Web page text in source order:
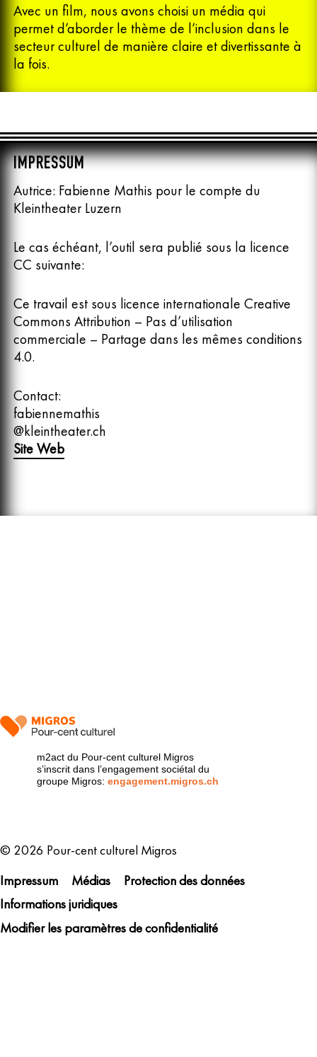
Avec un film, nous avons choisi un média qui
permet d’aborder le thème de l’inclusion dans le
secteur culturel de manière claire et divertissante à
la fois.
IMPRESSUM
Autrice: Fabienne Mathis pour le compte du
Kleintheater Luzern
Le cas échéant, l’outil sera publié sous la licence
CC suivante:
Ce travail est sous licence internationale Creative
Commons Attribution – Pas d’utilisation
commerciale – Partage dans les mêmes conditions
4.0.
Contact:
fabiennemathis
@kleintheater.ch
Site Web
m2act du Pour-cent culturel Migros
s’inscrit dans l’engagement sociétal du
groupe Migros: engagement.migros.ch
© 2026 Pour-cent culturel Migros
Metanavigation
Impressum
Médias
Protection des données
Informations juridiques
Modifier les paramètres de confidentialité